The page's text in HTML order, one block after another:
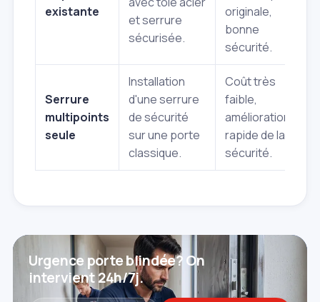
existante
et serrure
sécurisée.
originale,
bonne
sécurité.
Serrure
multipoints
seule
Installation
d'une serrure
de sécurité
sur une porte
classique.
Coût très
faible,
amélioration
rapide de la
sécurité.
Urgence porte blindée? On
intervient 24h/7j.